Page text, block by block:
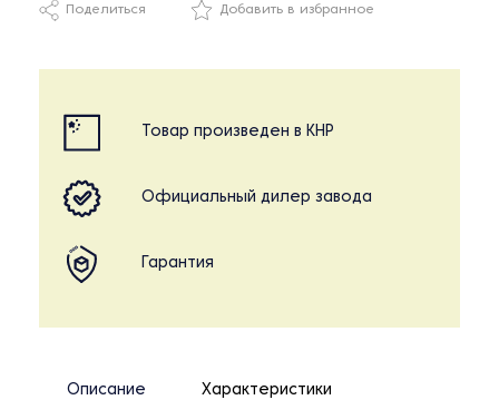
Поделиться Добавить в избранное
Товар произведен в КНР
Официальный дилер завода
Гарантия
Описание Характеристики